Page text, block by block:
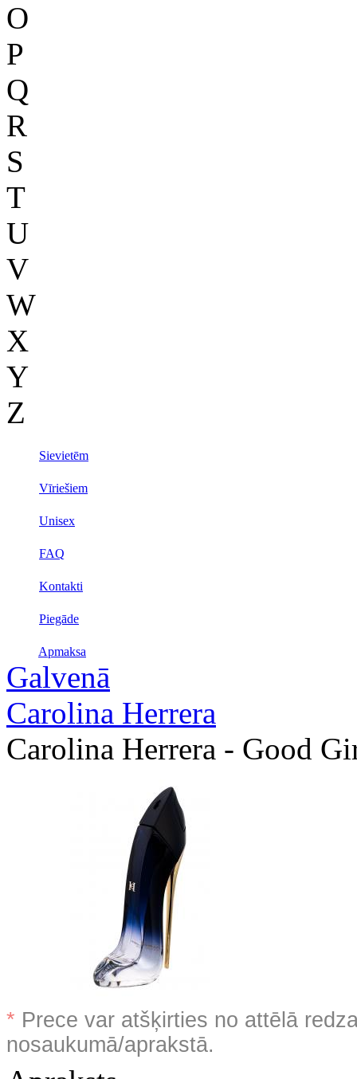
O
P
Q
R
S
T
U
V
W
X
Y
Z
Sievietēm
Vīriešiem
Unisex
FAQ
Kontakti
Piegāde
Apmaksa
Galvenā
Carolina Herrera
Carolina Herrera - Good
* Prece var atšķirties no attēlā
nosaukumā/aprakstā.